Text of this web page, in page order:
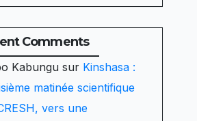
Comments
Kabungusur Kinshasa :
matinée scientifique
vers une